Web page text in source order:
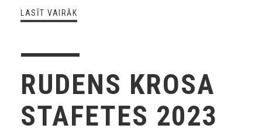
LASĪT VAIRĀK
RUDENS KROSA
STAFETES 2023